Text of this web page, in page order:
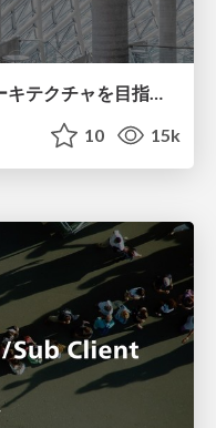
理想的なマイクロサービスアーキテクチャを目指す継続的改善 / Re-architecturing of Microservices #CNDT2019
10 15k